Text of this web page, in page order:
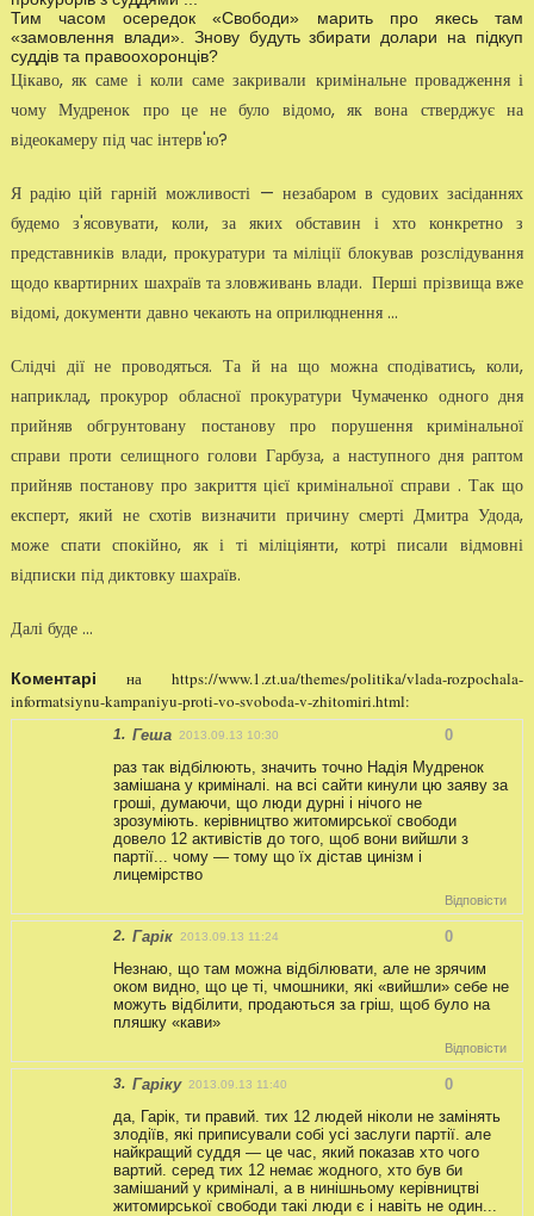
Тим часом осередок «Свободи» марить про якесь там
«замовлення влади». Знову будуть збирати долари на підкуп
суддів та правоохоронців?
Цікаво, як саме і коли саме закривали кримінальне провадження і
чому Мудренок про це не було відомо, як вона стверджує на
відеокамеру під час інтерв'ю?
Я радію цій гарній можливості — незабаром в судових засіданнях
будемо з'ясовувати, коли, за яких обставин і хто конкретно з
представників влади, прокуратури та міліції блокував розслідування
щодо квартирних шахраїв та зловживань влади. Перші прізвища вже
відомі, документи давно чекають на оприлюднення ...
Слідчі дії не проводяться. Та й на що можна сподіватись, коли,
наприклад, прокурор обласної прокуратури Чумаченко одного дня
прийняв обгрунтовану постанову про порушення кримінальної
справи проти селищного голови Гарбуза, а наступного дня раптом
прийняв постанову про закриття цієї кримінальної справи . Так що
експерт, який не схотів визначити причину смерті Дмитра Удода,
може спати спокійно, як і ті міліціянти, котрі писали відмовні
відписки під диктовку шахраїв.
Далі буде ...
Коментарі
на https://www.1.zt.ua/themes/politika/vlada-rozpochala-
informatsiynu-kampaniyu-proti-vo-svoboda-v-zhitomiri.html:
1. Геша 2013.09.13 10:30
0
раз так відбілюють, значить точно Надія Мудренок
замішана у криміналі. на всі сайти кинули цю заяву за
гроші, думаючи, що люди дурні і нічого не
зрозуміють. керівництво житомирської свободи
довело 12 активістів до того, щоб вони вийшли з
партії... чому — тому що їх дістав цинізм і
лицемірство
Відповісти
2. Гарік 2013.09.13 11:24
0
Незнаю, що там можна відбілювати, але не зрячим
оком видно, що це ті, чмошники, які «вийшли» себе не
можуть відбілити, продаються за гріш, щоб було на
пляшку «кави»
Відповісти
3. Гаріку 2013.09.13 11:40
0
да, Гарік, ти правий. тих 12 людей ніколи не замінять
злодіїв, які приписували собі усі заслуги партії. але
найкращий суддя — це час, який показав хто чого
вартий. серед тих 12 немає жодного, хто був би
замішаний у криміналі, а в нинішньому керівництві
житомирської свободи такі люди є і навіть не один...